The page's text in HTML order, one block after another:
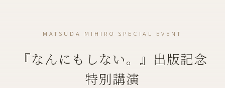
MATSUDA MIHIRO SPECIAL EVENT
『なんにもしない。』出版記念
特別講演